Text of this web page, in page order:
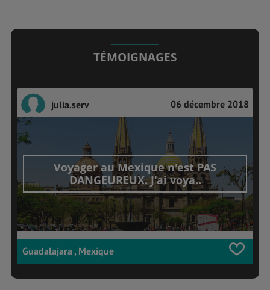
TÉMOIGNAGES
julia.serv 06 décembre 2018
Voyager au Mexique n'est PAS
DANGEUREUX. J'ai voya..
Guadalajara , Mexique